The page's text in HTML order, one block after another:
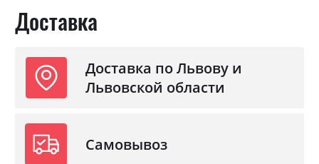
Доставка
Доставка по Львову и
Львовской области
Самовывоз